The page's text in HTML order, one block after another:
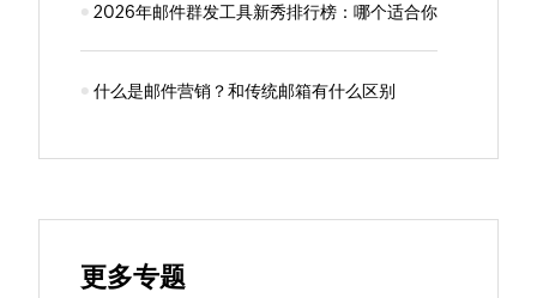
2026年邮件群发工具新秀排行榜：哪个适合你
什么是邮件营销？和传统邮箱有什么区别
更多专题